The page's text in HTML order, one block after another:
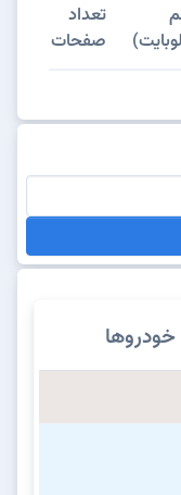
تعداد
صفحات